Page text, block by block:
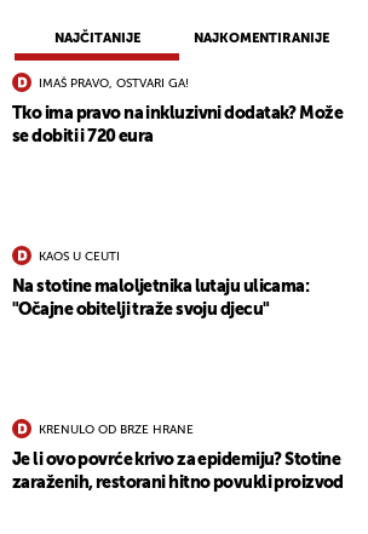
NAJČITANIJE NAJKOMENTIRANIJE
IMAŠ PRAVO, OSTVARI GA!
Tko ima pravo na inkluzivni dodatak? Može
se dobiti i 720 eura
KAOS U CEUTI
Na stotine maloljetnika lutaju ulicama:
"Očajne obitelji traže svoju djecu"
KRENULO OD BRZE HRANE
Je li ovo povrće krivo za epidemiju? Stotine
zaraženih, restorani hitno povukli proizvod